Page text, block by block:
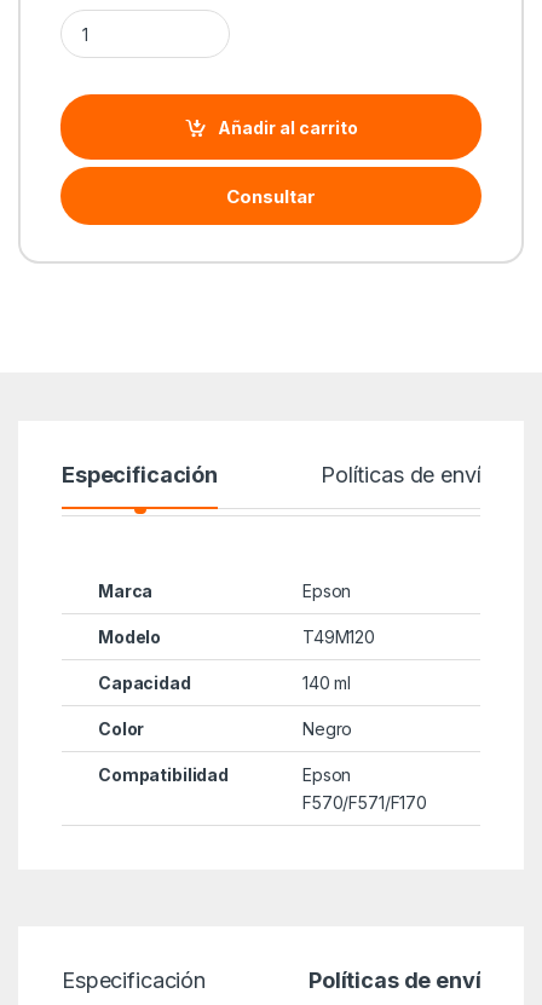
Cantidad Tinta de sublimación Epson Magenta | T49M320
Añadir al carrito
Consultar
Especificación Políticas de envío
Marca Epson
Modelo T49M120
Capacidad 140 ml
Color Negro
Compatibilidad
Epson
F570/F571/F170
Especificación Políticas de envío